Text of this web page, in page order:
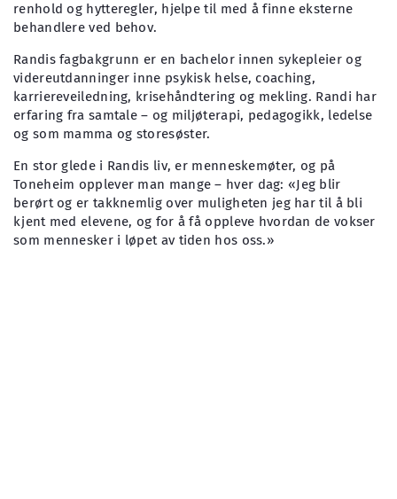
renhold og hytteregler, hjelpe til med å finne eksterne
behandlere ved behov.
Randis fagbakgrunn er en bachelor innen sykepleier og
videreutdanninger inne psykisk helse, coaching,
karriereveiledning, krisehåndtering og mekling. Randi har
erfaring fra samtale – og miljøterapi, pedagogikk, ledelse
og som mamma og storesøster.
En stor glede i Randis liv, er menneskemøter, og på
Toneheim opplever man mange – hver dag: «Jeg blir
berørt og er takknemlig over muligheten jeg har til å bli
kjent med elevene, og for å få oppleve hvordan de vokser
som mennesker i løpet av tiden hos oss.»